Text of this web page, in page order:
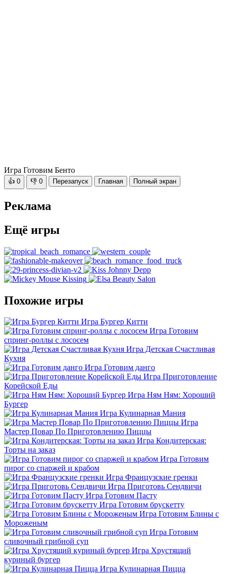
Игра Готовим Бенто
👍 0 👎 0 Перезапуск Главная Полный экран
Реклама
Ещё игры
Похожие игры
Игра Бургер Китти
Игра Готовим
спринг-роллы с лососем
Игра Детская Счастливая
Кухня
Игра Готовим данго
Игра Приготовление
Корейской Еды
Игра Ням Ням: Хороший
Бургер
Игра Кулинарная Мания
Игра
Мастер Повар По Приготовлению Пиццы
Игра Кондитерская:
Торты на заказ
Игра Готовим
пирог со спаржей и крабом
Игра Французские гренки
Игра Приготовь Сендвичи
Игра Готовим Пасту
Игра Готовим брускетту
Игра Готовим Блины с
Мороженым
Игра Готовим
сливочный грибной суп
Игра Хрустящий
куриный бургер
Игра Кулинарная Пицца